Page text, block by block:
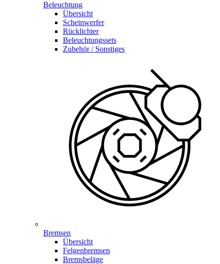
Beleuchtung
Übersicht
Scheinwerfer
Rücklichter
Beleuchtungssets
Zubehör / Sonstiges
Bremsen
Übersicht
Felgenbremsen
Bremsbeläge